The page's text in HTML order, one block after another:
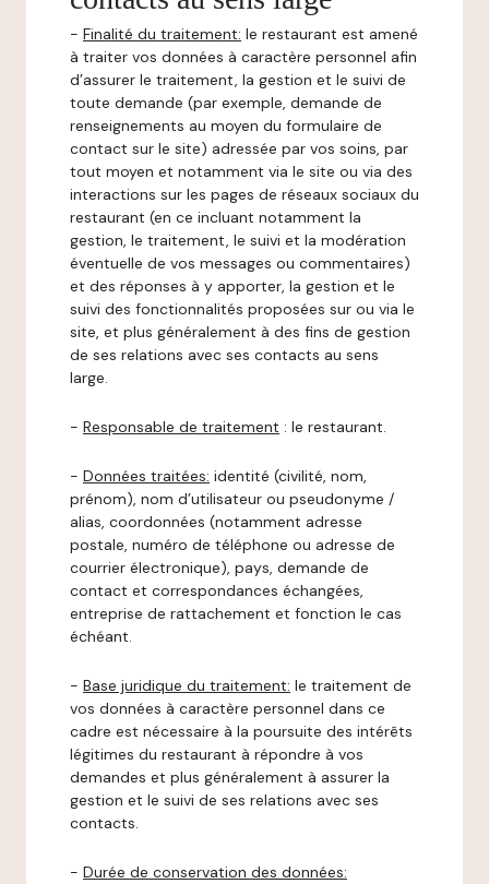
- Finalité du traitement: le restaurant est amené
à traiter vos données à caractère personnel afin
d’assurer le traitement, la gestion et le suivi de
toute demande (par exemple, demande de
renseignements au moyen du formulaire de
contact sur le site) adressée par vos soins, par
tout moyen et notamment via le site ou via des
interactions sur les pages de réseaux sociaux du
restaurant (en ce incluant notamment la
gestion, le traitement, le suivi et la modération
éventuelle de vos messages ou commentaires)
et des réponses à y apporter, la gestion et le
suivi des fonctionnalités proposées sur ou via le
site, et plus généralement à des fins de gestion
de ses relations avec ses contacts au sens
large.
- Responsable de traitement : le restaurant.
- Données traitées: identité (civilité, nom,
prénom), nom d’utilisateur ou pseudonyme /
alias, coordonnées (notamment adresse
postale, numéro de téléphone ou adresse de
courrier électronique), pays, demande de
contact et correspondances échangées,
entreprise de rattachement et fonction le cas
échéant.
- Base juridique du traitement: le traitement de
vos données à caractère personnel dans ce
cadre est nécessaire à la poursuite des intérêts
légitimes du restaurant à répondre à vos
demandes et plus généralement à assurer la
gestion et le suivi de ses relations avec ses
contacts.
- Durée de conservation des données: